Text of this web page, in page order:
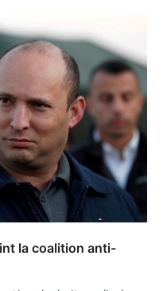
la coalition anti-